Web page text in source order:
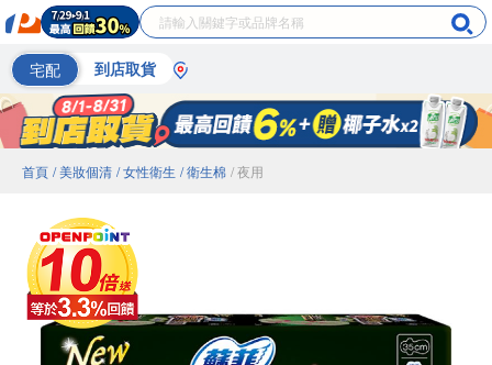
宅配 到店取貨
首頁 / 美妝個清 / 女性衛生 / 衛生棉 / 夜用